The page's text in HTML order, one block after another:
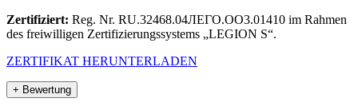
Zertifiziert: Reg. Nr. RU.32468.04ЛЕГО.ОО3.01410 im Rahmen
des freiwilligen Zertifizierungssystems „LEGION S“.
ZERTIFIKAT HERUNTERLADEN
+ Bewertung